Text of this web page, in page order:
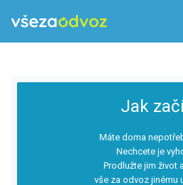
Jak
Máte doma
Nechcete je
Prodlužte jim život
vše za odvoz jinému